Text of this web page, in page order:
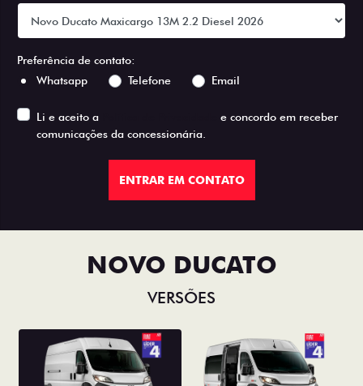
Preferência de contato:
Whatsapp
Telefone Email
Li e aceito a
e concordo em receber
comunicações da concessionária.
ENTRAR EM CONTATO
NOVO DUCATO
VERSÕES